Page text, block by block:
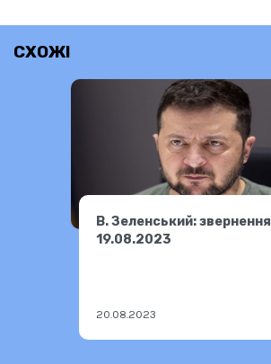
СХОЖІ
В. Зеленський: звернення
19.08.2023
20.08.2023